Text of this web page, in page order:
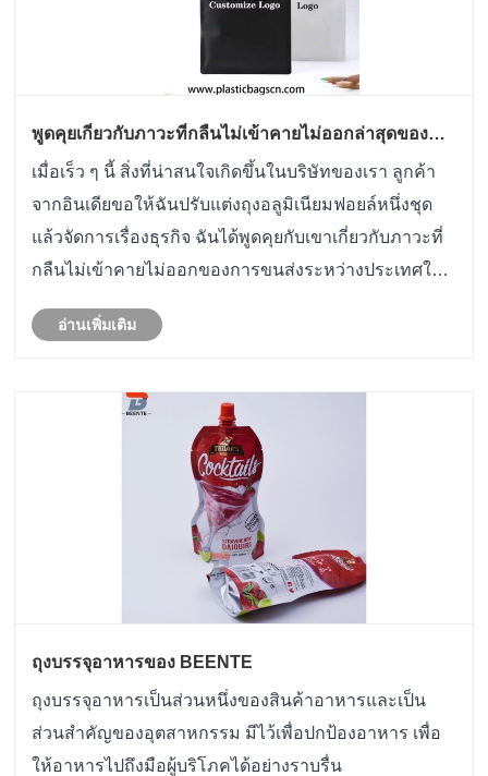
พูดคุยเกี่ยวกับภาวะที่กลืนไม่เข้าคายไม่ออกล่าสุดของ
องค์กรการค้าต่างประเทศ
เมื่อเร็ว ๆ นี้ สิ่งที่น่าสนใจเกิดขึ้นในบริษัทของเรา ลูกค้า
จากอินเดียขอให้ฉันปรับแต่งถุงอลูมิเนียมฟอยล์หนึ่งชุด
แล้วจัดการเรื่องธุรกิจ ฉันได้พูดคุยกับเขาเกี่ยวกับภาวะที่
กลืนไม่เข้าคายไม่ออกของการขนส่งระหว่างประเทศใน
อ่านเพิ่มเติม
ถุงบรรจุอาหารของ BEENTE
ถุงบรรจุอาหารเป็นส่วนหนึ่งของสินค้าอาหารและเป็น
ส่วนสำคัญของอุตสาหกรรม มีไว้เพื่อปกป้องอาหาร เพื่อ
ให้อาหารไปถึงมือผู้บริโภคได้อย่างราบรื่น